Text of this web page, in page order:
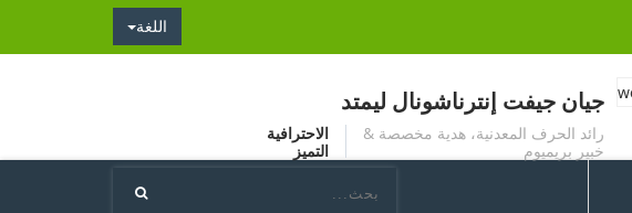
اللغة
جيان جيفت إنترناشونال ليمتد
الاحترافية
التميز
رائد الحرف المعدنية، هدية مخصصة &
خبير بريميوم